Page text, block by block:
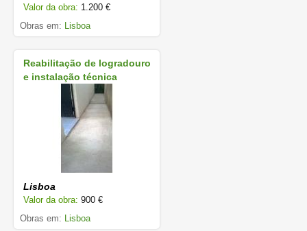
Valor da obra: 1.200 €
Obras em: Lisboa
Reabilitação de logradouro
e instalação técnica
Lisboa
Valor da obra: 900 €
Obras em: Lisboa